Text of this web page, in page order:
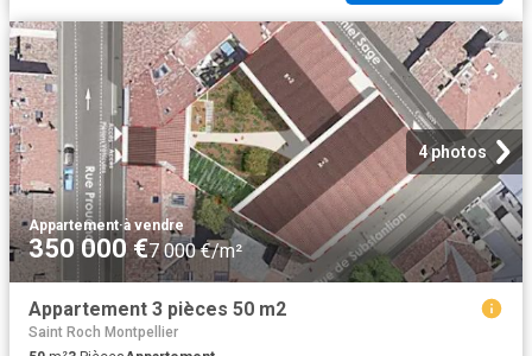
4 photos
Appartement·à vendre
350 000 €7 000 €/m²
Appartement 3 pièces 50 m2
Saint Roch Montpellier